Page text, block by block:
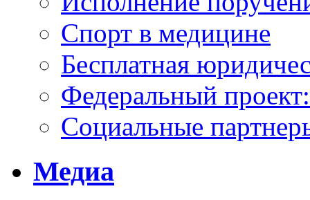
Спорт в медицине
Бесплатная
Федеральный
Социальные
Медиа